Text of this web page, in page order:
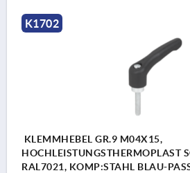
K1702
KLEMMHEBEL GR.9 M04X15,
HOCHLEISTUNGSTHERMOPLAST
RAL7021, KOMP:STAHL BLAU-